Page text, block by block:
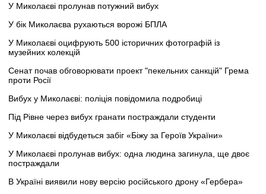
У Миколаєві пролунав потужний вибух
У бік Миколаєва рухаються ворожі БПЛА
У Миколаєві оцифрують 500 історичних фотографій із
музейних колекцій
Сенат почав обговорювати проект "пекельних санкцій" Грема
проти Росії
Вибух у Миколаєві: поліція повідомила подробиці
Під Рівне через вибух гранати постраждали студенти
У Миколаєві відбудеться забіг «Біжу за Героїв України»
У Миколаєві пролунав вибух: одна людина загинула, ще двоє
постраждали
В Україні виявили нову версію російського дрону «Гербера»